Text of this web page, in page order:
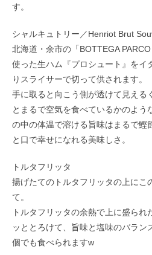
す。
シャルキュトリー／Henriot Brut
北海道・余市の「BOTTEGA
使った生ハム『プロシュート』をイ
りスライサーで切って供されます。
手に取ると向こう側が透けて見える
とまるで空気を食べているかのよう
の中の体温で溶ける旨味はまるで鰹
と口で幸せになれる美味しさ。
トルタフリッタ
揚げたてのトルタフリッタの上にこ
て。
トルタフリッタの余熱で上に盛られ
ッととろけて、旨味と塩味のバラン
個でも食べられますw